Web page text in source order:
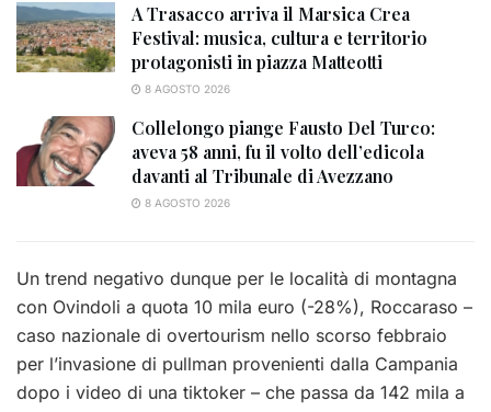
A Trasacco arriva il Marsica Crea
Festival: musica, cultura e territorio
protagonisti in piazza Matteotti
8 AGOSTO 2026
Collelongo piange Fausto Del Turco:
aveva 58 anni, fu il volto dell’edicola
davanti al Tribunale di Avezzano
8 AGOSTO 2026
Un trend negativo dunque per le località di montagna
con Ovindoli a quota 10 mila euro (-28%), Roccaraso –
caso nazionale di overtourism nello scorso febbraio
per l’invasione di pullman provenienti dalla Campania
dopo i video di una tiktoker – che passa da 142 mila a